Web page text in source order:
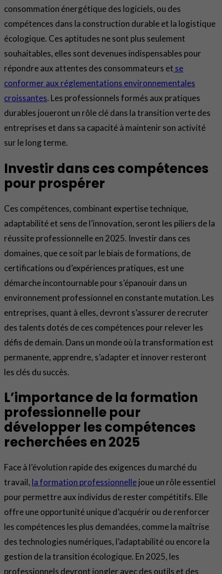
consommation énergétique des logiciels, ou des
compétences dans la construction durable et la logistique
écologique. Ces aptitudes ne sont plus seulement
souhaitables, elles sont devenues indispensables pour
répondre aux attentes des consommateurs et se
conformer aux réglementations environnementales
croissantes. Les professionnels formés aux pratiques
durables joueront un rôle clé dans la transition verte des
entreprises et dans sa capacité à maintenir son activité
sur le long terme.
Investir dans ces compétences
pour prospérer
Ces compétences, combinant expertise technique,
adaptabilité et sens de l’innovation, seront les piliers de la
réussite professionnelle en 2025. Investir dans ces
domaines, que ce soit par le biais de formations, de
certifications ou d’expériences pratiques, est une
démarche incontournable pour s’épanouir dans un
environnement professionnel en constante mutation. Les
entreprises, quant à elles, devront s’assurer de recruter
des talents dotés de ces compétences pour relever les
défis de demain. Dans un monde où la transformation est
permanente, apprendre, s’adapter et innover resteront
les clés du succès.
L’importance de la formation
professionnelle pour
développer les compétences
recherchées en 2025
Face à l’évolution rapide des exigences du marché du
travail, la formation professionnellejoue un rôle essentiel
pour permettre aux individus de rester compétitifs. Elle
offre une opportunité unique d’acquérir ou de renforcer
les compétences les plus demandées, comme la maîtrise
des technologies numériques, l’adaptabilité ou encore la
gestion de la transition écologique. En 2025, les
professionnels devront jongler avec des outils et des